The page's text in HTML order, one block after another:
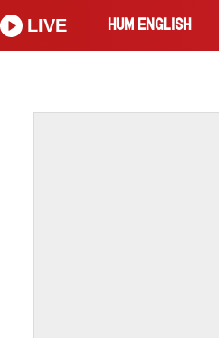
HUM ENGLISH
LIVE